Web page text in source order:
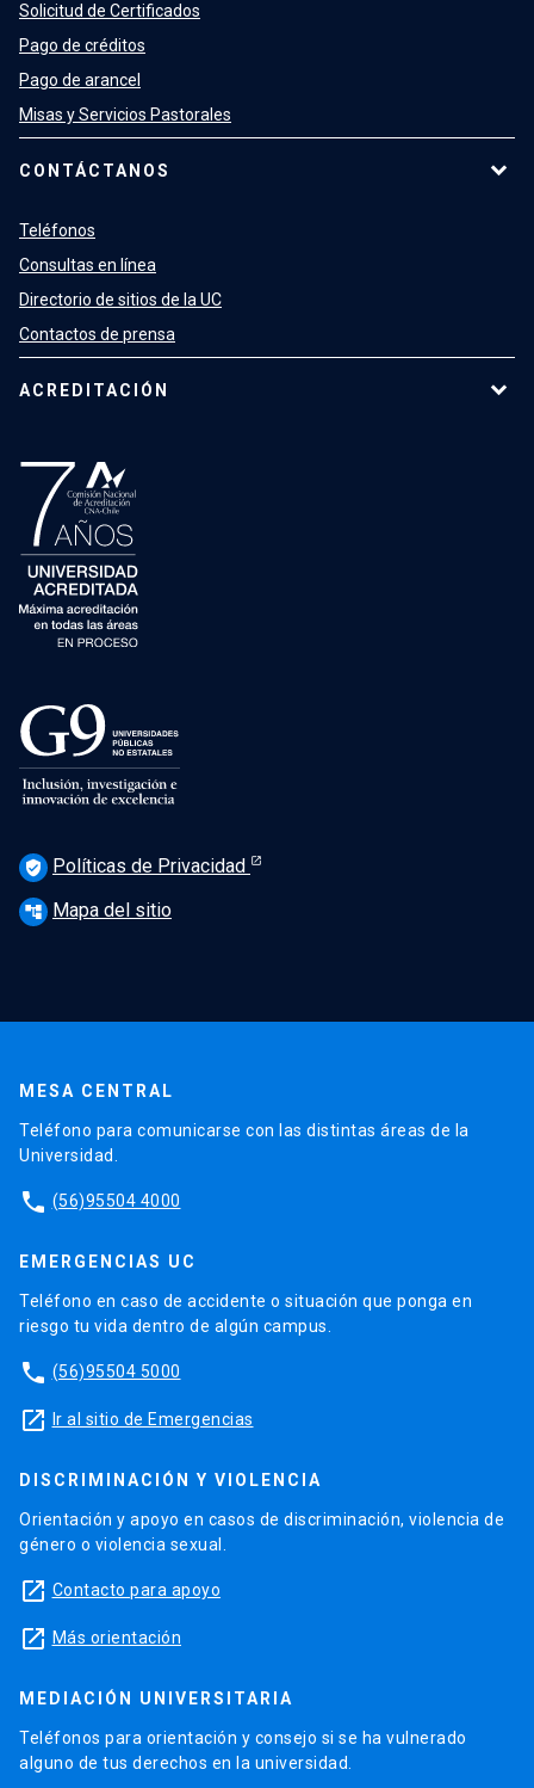
Solicitud de Certificados
Pago de créditos
Pago de arancel
Misas y Servicios Pastorales
CONTÁCTANOS
Teléfonos
Consultas en línea
Directorio de sitios de la UC
Contactos de prensa
ACREDITACIÓN
verified_user Políticas de Privacidad
account_tree Mapa del sitio
MESA CENTRAL
Teléfono para comunicarse con las distintas áreas de la
Universidad.
phone (56)95504 4000
EMERGENCIAS UC
Teléfono en caso de accidente o situación que ponga en
riesgo tu vida dentro de algún campus.
phone (56)95504 5000
launch Ir al sitio de Emergencias
DISCRIMINACIÓN Y VIOLENCIA
Orientación y apoyo en casos de discriminación, violencia de
género o violencia sexual.
launch Contacto para apoyo
launch Más orientación
MEDIACIÓN UNIVERSITARIA
Teléfonos para orientación y consejo si se ha vulnerado
alguno de tus derechos en la universidad.